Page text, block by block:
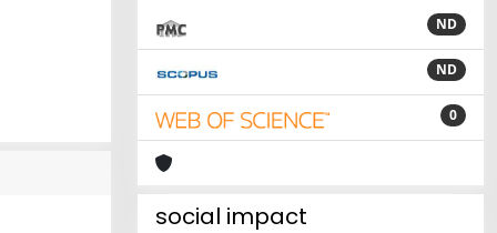
ND
ND
0
social impact